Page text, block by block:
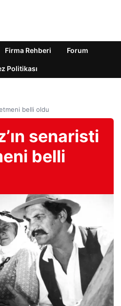
Firma Rehberi Forum
Politikası
belli oldu
senaristi
belli